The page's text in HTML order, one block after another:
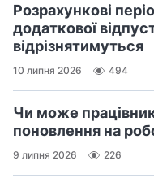
Розрахункові
додаткової
відрізнятимуться
10 липня 2026 494
Чи може працівник
поновлення на
9 липня 2026 226